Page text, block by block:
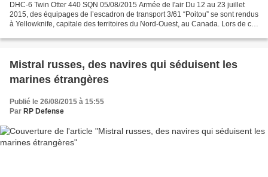
DHC-6 Twin Otter 440 SQN 05/08/2015 Armée de l'air Du 12 au 23 juillet
2015, des équipages de l’escadron de transport 3/61 “Poitou” se sont rendus
à Yellowknife, capitale des territoires du Nord-Ouest, au Canada. Lors de ce
Mistral russes, des navires qui séduisent les
marines étrangères
Publié le 26/08/2015 à 15:55
Par RP Defense